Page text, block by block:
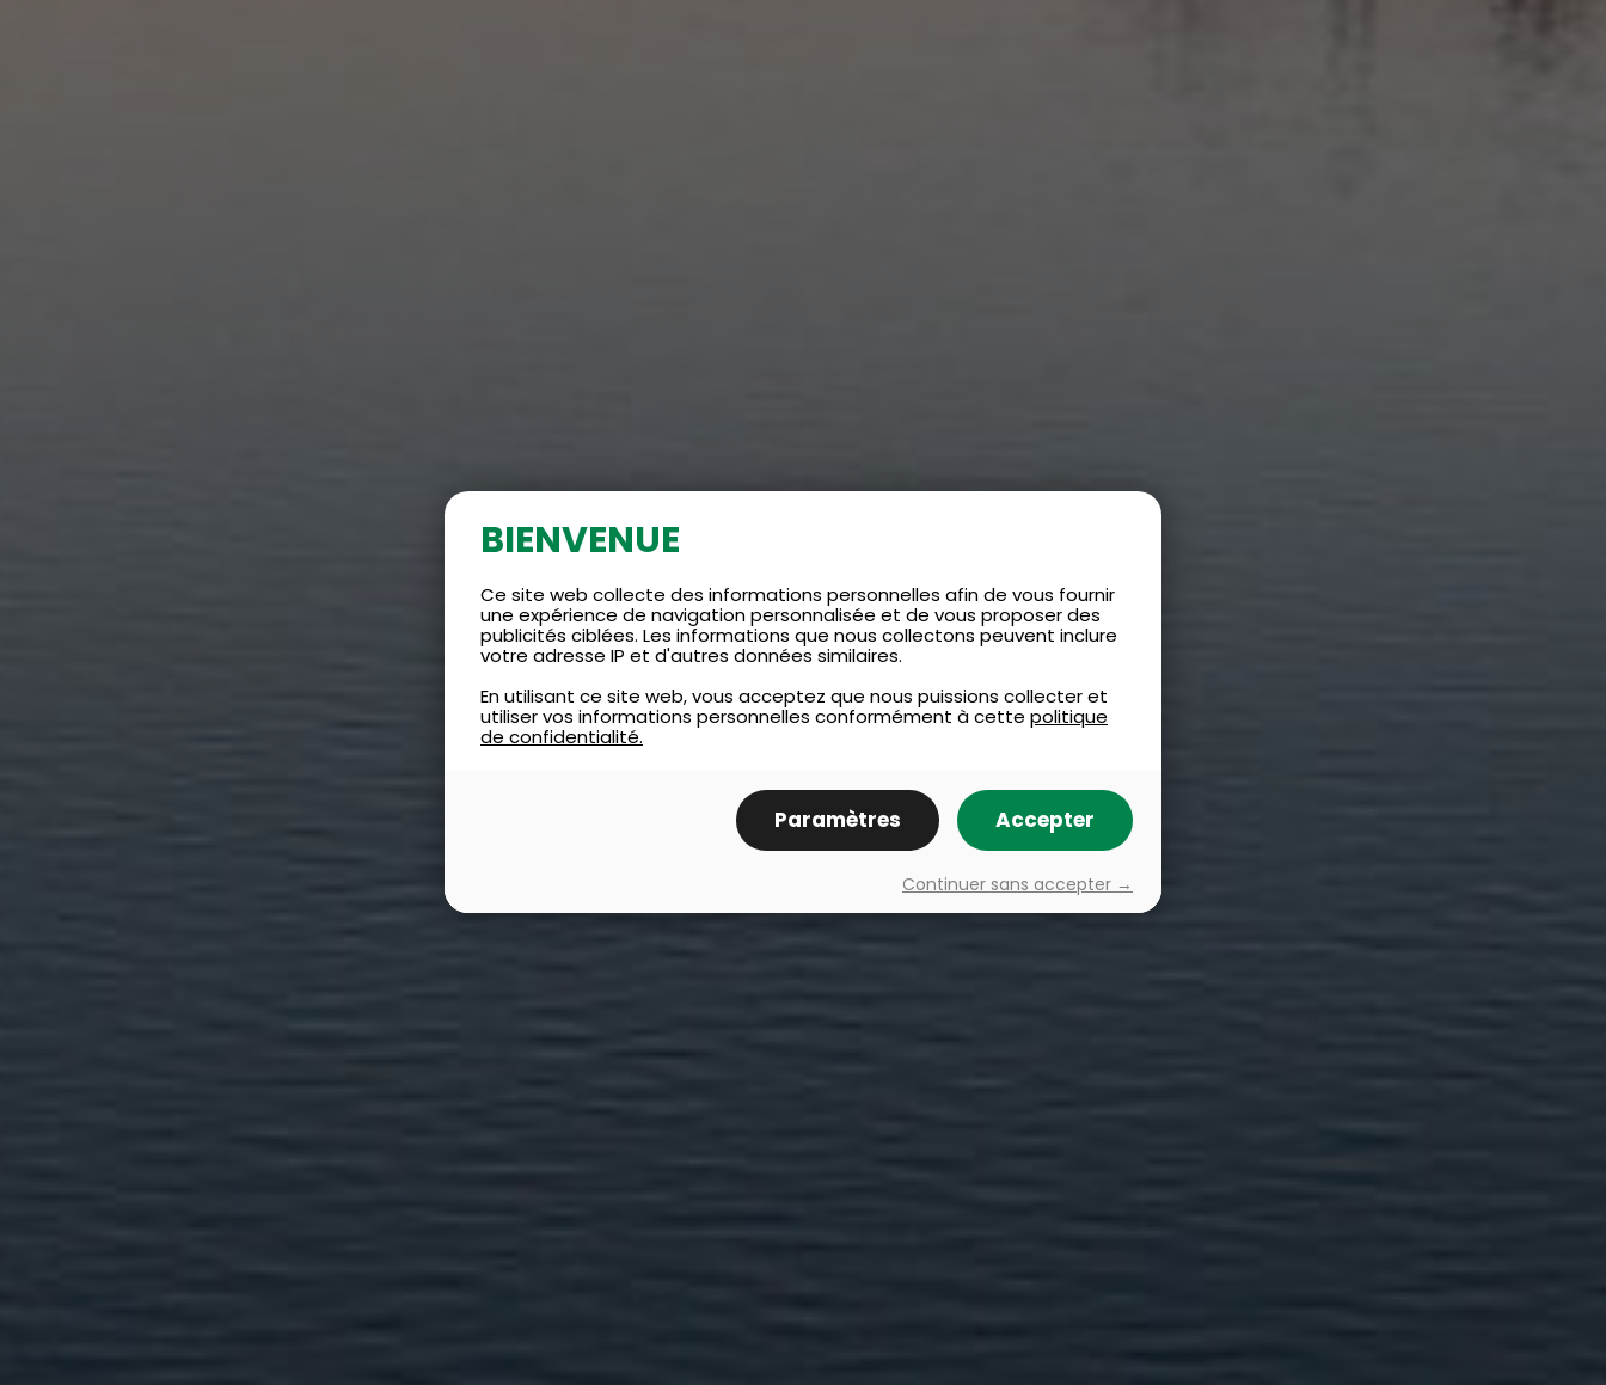
BIENVENUE
Ce site web collecte des informations personnelles afin de vous fournir
une expérience de navigation personnalisée et de vous proposer des
publicités ciblées. Les informations que nous collectons peuvent inclure
votre adresse IP et d'autres données similaires.
En utilisant ce site web, vous acceptez que nous puissions collecter et
utiliser vos informations personnelles conformément à cette politique
de confidentialité.
Paramètres Accepter
Continuer sans accepter →